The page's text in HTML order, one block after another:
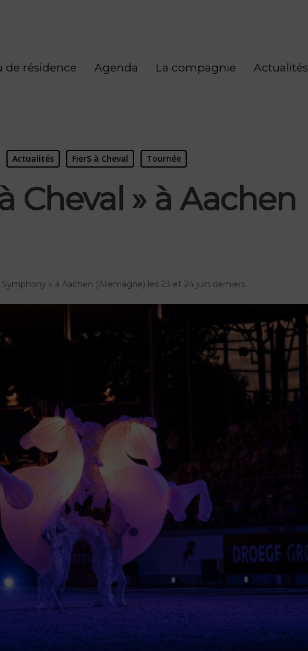
de résidence Agenda La compagnie Actualités
Actualités FierS à Cheval Tournée
Cheval » à Aachen
» à Aachen (Allemagne) les 23 et 24 juin derniers.